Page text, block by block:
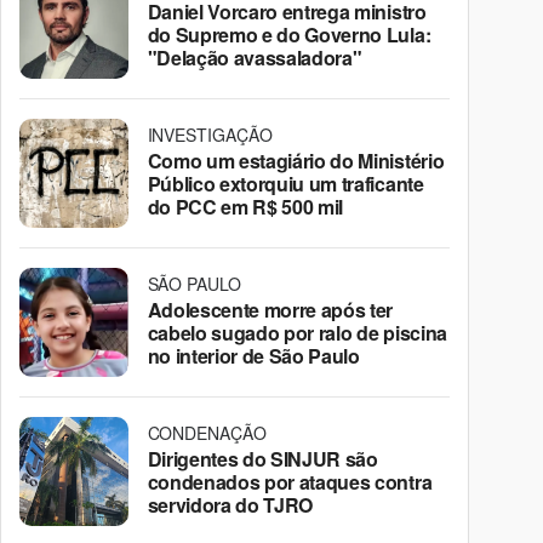
Daniel Vorcaro entrega ministro
do Supremo e do Governo Lula:
"Delação avassaladora"
INVESTIGAÇÃO
Como um estagiário do Ministério
Público extorquiu um traficante
do PCC em R$ 500 mil
SÃO PAULO
Adolescente morre após ter
cabelo sugado por ralo de piscina
no interior de São Paulo
CONDENAÇÃO
Dirigentes do SINJUR são
condenados por ataques contra
servidora do TJRO